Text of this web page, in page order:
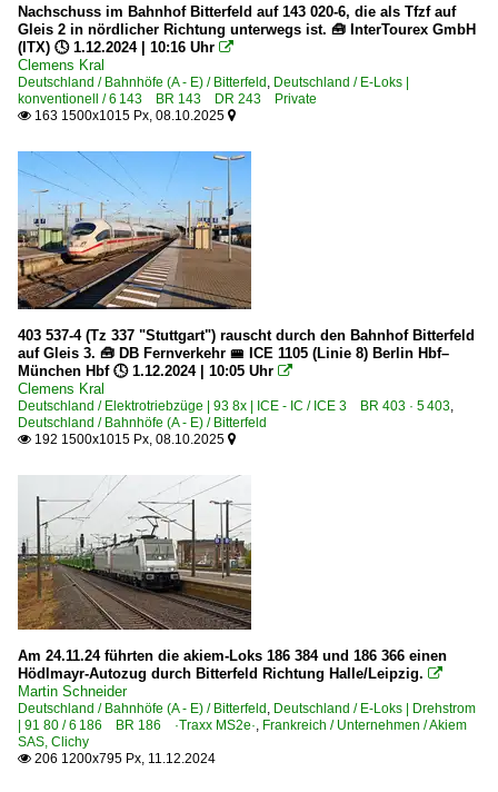
BR 76 ·Traxx DE·
Deutschland
Bahndienstfahrzeuge
BR 719.3 · 720.3 | P&T SPZ-ATW, SPZ-STW 3
BR 744 | Robel BAMOWAG 54.22 Gleisarbeitsfahrzeug
P&T Schotterverteil-und Planiermaschinen (USP)
Stopfmaschinen | sonstige
Bahndienstfahrzeuge | Triebfahrzeuge
1 203 BR 203.3 Umbau DR V 100.1
1 293 BR 293 · BR 710.9 DR V 100
6 120 BR 120 · BR 752 DB Netz, DB Systemtechnik
Empfangsgebäude
Stellwerke
Dampfloks
BR 01.5 DR 01.15 ·DR-Rekolok·
BR 03 DB 003 · DR 03.2
BR 52 DR 52.1-7/52.9 ·Kriegslok·
Dieselloks | 92 80
2010
2011
2012
2014
2015
2016
2017
2018
2019
2020
2020
2022
2023
2024
Nachschuss im Bahnhof Bitterfeld auf 143 020-6, die als Tfzf auf
Gleis 2 in nördlicher Richtung unterwegs ist. 🧰 InterTourex GmbH
(ITX) 🕓 1.12.2024 | 10:16 Uhr 
Clemens Kral
Deutschland / Bahnhöfe (A - E) / Bitterfeld , Deutschland / E-Loks |
konventionell / 6 143 BR 143 DR 243 Private
 163 1500x1015 Px, 08.10.2025 
403 537-4 (Tz 337 "Stuttgart") rauscht durch den Bahnhof Bitterfeld
auf Gleis 3. 🧰 DB Fernverkehr 🚝 ICE 1105 (Linie 8) Berlin Hbf–
München Hbf 🕓 1.12.2024 | 10:05 Uhr 
Clemens Kral
Deutschland / Elektrotriebzüge | 93 8x | ICE - IC / ICE 3 BR 403 · 5 403,
Deutschland / Bahnhöfe (A - E) / Bitterfeld
 192 1500x1015 Px, 08.10.2025 
Am 24.11.24 führten die akiem-Loks 186 384 und 186 366 einen
Hödlmayr-Autozug durch Bitterfeld Richtung Halle/Leipzig. 
Martin Schneider
Deutschland / Bahnhöfe (A - E) / Bitterfeld , Deutschland / E-Loks | Drehstrom
| 91 80 / 6 186 BR 186 ·Traxx MS2e·, Frankreich / Unternehmen / Akiem
SAS, Clichy
 206 1200x795 Px, 11.12.2024